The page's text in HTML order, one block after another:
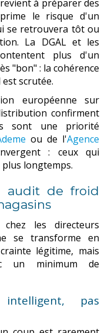
à préparer des
le risque d'un
se retrouvera tôt ou
La DGAL et les
plus d'un
"bon" : la cohérence
scrutée.
européenne sur
confirment
sont une priorité
ou de l'Agence
: ceux qui
longtemps.
audit de froid
les directeurs
se transforme en
légitime, mais
un minimum de
pas